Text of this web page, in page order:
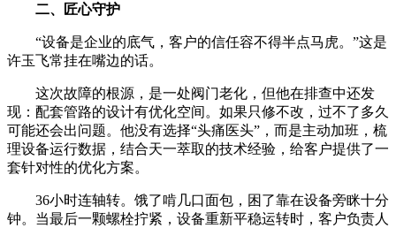
二、匠心守护
“设备是企业的底气，客户的信任容不得半点马虎。”这是
许玉飞常挂在嘴边的话。
这次故障的根源，是一处阀门老化，但他在排查中还发
现：配套管路的设计有优化空间。如果只修不改，过不了多久
可能还会出问题。他没有选择“头痛医头”，而是主动加班，梳
理设备运行数据，结合天一萃取的技术经验，给客户提供了一
套针对性的优化方案。
36小时连轴转。饿了啃几口面包，困了靠在设备旁眯十分
钟。当最后一颗螺栓拧紧，设备重新平稳运转时，客户负责人